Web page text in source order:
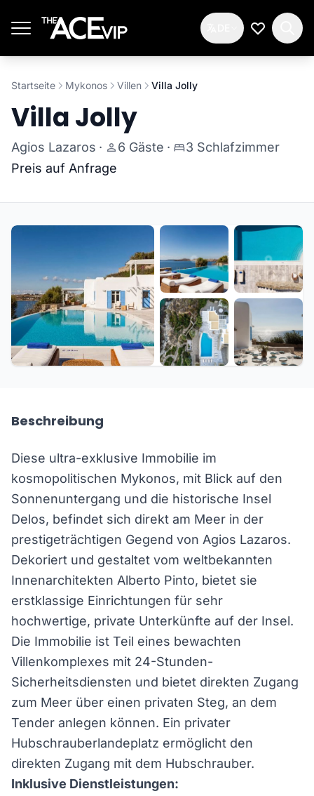
Meine
Startseite Mykonos Villen Villa Jolly
Villa Jolly
Agios Lazaros · 6 Gäste ·
3 Schlafzimmer
Preis auf Anfrage
Beschreibung
Diese ultra-exklusive Immobilie im
kosmopolitischen Mykonos, mit Blick auf den
Sonnenuntergang und die historische Insel
Delos, befindet sich direkt am Meer in der
prestigeträchtigen Gegend von Agios Lazaros.
Dekoriert und gestaltet vom weltbekannten
Innenarchitekten Alberto Pinto, bietet sie
erstklassige Einrichtungen für sehr
hochwertige, private Unterkünfte auf der Insel.
Die Immobilie ist Teil eines bewachten
Villenkomplexes mit 24-Stunden-
Sicherheitsdiensten und bietet direkten Zugang
zum Meer über einen privaten Steg, an dem
Tender anlegen können. Ein privater
Hubschrauberlandeplatz ermöglicht den
direkten Zugang mit dem Hubschrauber.
Inklusive Dienstleistungen: